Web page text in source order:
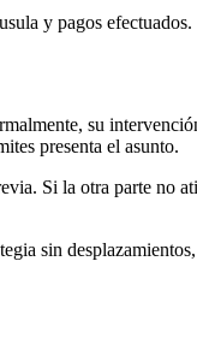
y pagos efectuados.
su
presenta el asunto.
Si la otra parte no
sin